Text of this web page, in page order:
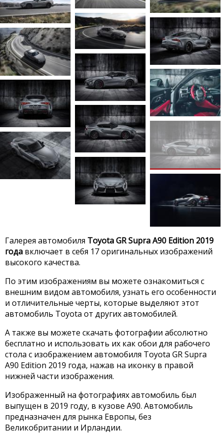
Галерея автомобиля Toyota GR Supra A90 Edition 2019
года включает в себя 17 оригинальных изображений
высокого качества.
По этим изображениям вы можете ознакомиться с
внешним видом автомобиля, узнать его особенности
и отличительные черты, которые выделяют этот
автомобиль Toyota от других автомобилей.
А также вы можете скачать фотографии абсолютно
бесплатно и использовать их как обои для рабочего
стола с изображением автомобиля Toyota GR Supra
A90 Edition 2019 года, нажав на иконку в правой
нижней части изображения.
Изображенный на фотографиях автомобиль был
выпущен в 2019 году, в кузове A90. Автомобиль
предназначен для рынка Европы, без
Великобритании и Ирландии.